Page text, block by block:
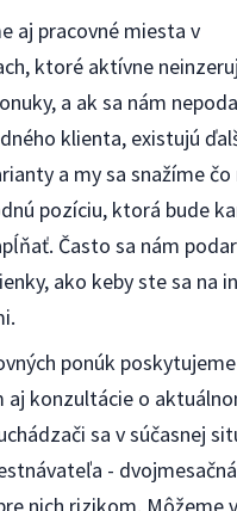
aj pracovné miesta v
ktoré aktívne
a ak sa nám
klienta, existujú
a my sa snažíme
pozíciu, ktorá bude
Často sa nám
ako keby ste sa na
ponúk poskytujeme
aj konzultácie o
sa v súčasnej
-